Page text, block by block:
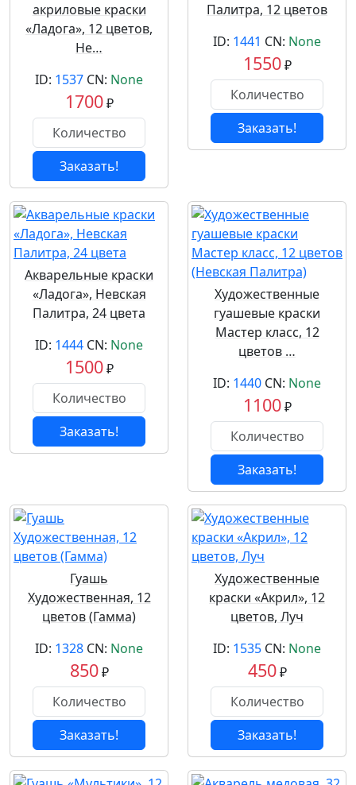
акриловые краски
«Ладога», 12 цветов,
Не…
ID: 1537 CN: None
1700₽
Заказать!
Палитра, 12 цветов
ID: 1441 CN: None
1550₽
Заказать!
Акварельные краски
«Ладога», Невская
Палитра, 24 цвета
ID: 1444 CN: None
1500₽
Заказать!
Художественные
гуашевые краски
Мастер класс, 12
цветов …
ID: 1440 CN: None
1100₽
Заказать!
Гуашь
Художественная, 12
цветов (Гамма)
ID: 1328 CN: None
850₽
Заказать!
Художественные
краски «Акрил», 12
цветов, Луч
ID: 1535 CN: None
450₽
Заказать!